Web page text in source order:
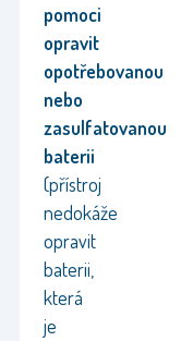
pomoci
opravit
opotřebovanou
nebo
zasulfatovanou
baterii
(přístroj
nedokáže
opravit
baterii,
která
je